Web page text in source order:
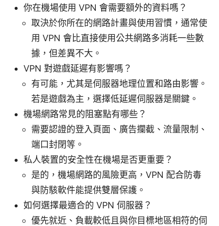
你在機場使用 VPN 會需要額外的資料嗎？
取決於你所在的網路計畫與使用習慣，通常使
用 VPN 會比直接使用公共網路多消耗一些數
據，但差異不大。
VPN 對遊戲延遲有影響嗎？
有可能，尤其是伺服器地理位置和路由影響。
若是遊戲為主，選擇低延遲伺服器是關鍵。
機場網路常見的阻塞點有哪些？
需要認證的登入頁面、廣告攔截、流量限制、
端口封閉等。
私人裝置的安全性在機場是否更重要？
是的，機場網路的風險更高，VPN 配合防毒
與防駭軟件能提供雙層保護。
如何選擇最適合的 VPN 伺服器？
優先就近、負載較低且與你目標地區相符的伺